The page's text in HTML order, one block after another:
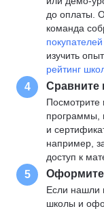
до оплаты.
команда
изучить
рейтинг
4 Сравните
Посмотрите
программы,
и
например,
доступ к
5 Оформите
Если нашли
школы и